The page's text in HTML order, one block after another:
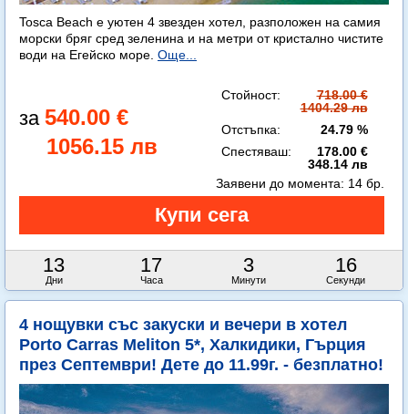
Tosca Beach е уютен 4 звезден хотел, разположен на самия
морски бряг сред зеленина и на метри от кристално чистите
води на Егейско море. Още...
540.00 €
1056.15 лв
Стойност:
718.00 €
1404.29 лв
Отстъпка:
24.79 %
Спестяваш:
178.00 €
348.14 лв
13
Дни
17
Часа
3
Минути
14
Секунди
Заявени до момента: 14 бр.
4 нощувки със закуски и вечери в хотел
Porto Carras Meliton 5*, Халкидики, Гърция
през Септември! Дете до 11.99г. - безплатно!